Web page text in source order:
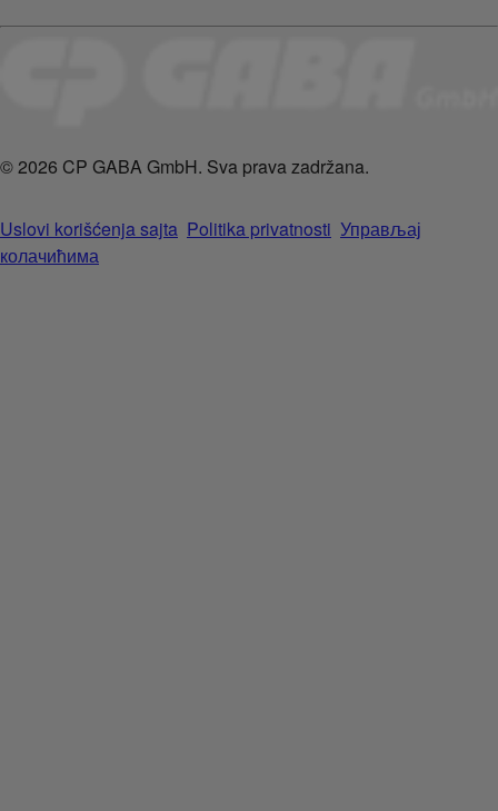
© 2026 CP GABA GmbH. Sva prava zadržana.
Uslovi korišćenja sajta Politika privatnosti Управљај
колачићима